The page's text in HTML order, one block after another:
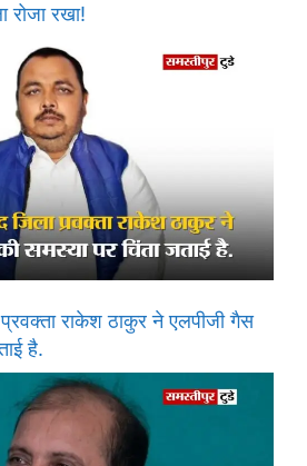
रखा!
राकेश ठाकुर ने एलपीजी गैस
है.